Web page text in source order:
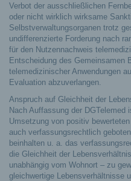
Verbot der ausschließlichen
oder nicht wirklich wirksame
Selbstverwaltungsorganen trotz
undifferenzierte Forderung nach
für den Nutzennachweis
Entscheidung des Gemeinsamen
telemedizinischer Anwendungen
Evaluation abzuverlangen.
Anspruch auf Gleichheit der
Nach Auffassung der DGTelemed
Umsetzung von positiv
auch verfassungsrechtlich
beinhalten u. a. das
die Gleichheit der
unabhängig vom Wohnort – zu
gleichwertige Lebensverhältnisse